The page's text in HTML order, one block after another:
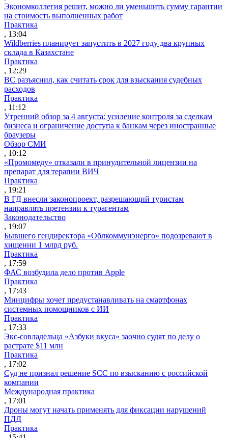
Экономколлегия решит, можно ли уменьшить сумму гарантии
на стоимость выполненных работ
Практика
, 13:04
Wildberries планирует запустить в 2027 году два крупных
склада в Казахстане
Практика
, 12:29
ВС разъяснил, как считать срок для взыскания судебных
расходов
Практика
, 11:12
Утренний обзор за 4 августа: усиление контроля за сделкам
бизнеса и ограничение доступа к банкам через иностранные
браузеры
Обзор СМИ
, 10:12
«Промомеду» отказали в принудительной лицензии на
препарат для терапии ВИЧ
Практика
, 19:21
В ГД внесли законопроект, разрешающий туристам
направлять претензии к турагентам
Законодательство
, 19:07
Бывшего гендиректора «Облкоммунэнерго» подозревают в
хищении 1 млрд руб.
Практика
, 17:59
ФАС возбудила дело против Apple
Практика
, 17:43
Минцифры хочет предустанавливать на смартфонах
системных помощников с ИИ
Практика
, 17:33
Экс-совладельца «Азбуки вкуса» заочно судят по делу о
растрате $11 млн
Практика
, 17:02
Суд не признал решение SCC по взысканию с российской
компании
Международная практика
, 17:01
Дроны могут начать применять для фиксации нарушений
ПДД
Практика